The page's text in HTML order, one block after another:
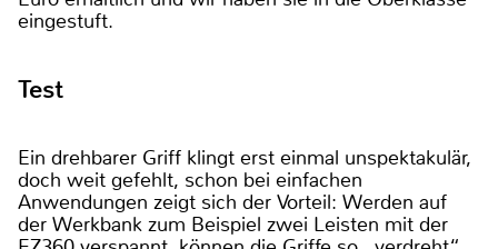
eingestuft.
Test
Ein drehbarer Griff klingt erst einmal unspektakulär,
doch weit gefehlt, schon bei einfachen
Anwendungen zeigt sich der Vorteil: Werden auf
der Werkbank zum Beispiel zwei Leisten mit der